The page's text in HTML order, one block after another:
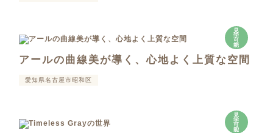
見
学
可
能
アールの曲線美が導く、心地よく上質な空間
愛知県名古屋市昭和区
見
学
可
能